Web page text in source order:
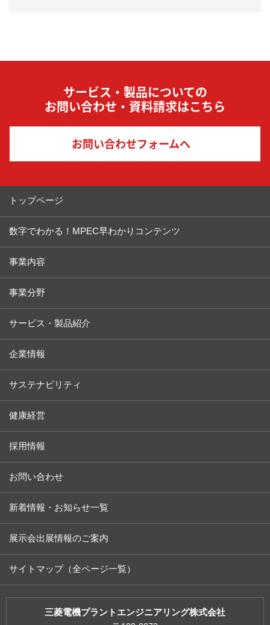
サービス・製品についての
お問い合わせ・資料請求はこちら
お問い合わせフォームへ
トップページ
数字でわかる！MPEC早わかりコンテンツ
事業内容
事業分野
サービス・製品紹介
企業情報
サステナビリティ
健康経営
採用情報
お問い合わせ
新着情報・お知らせ一覧
展示会出展情報のご案内
サイトマップ（全ページ一覧）
三菱電機プラントエンジニアリング株式会社